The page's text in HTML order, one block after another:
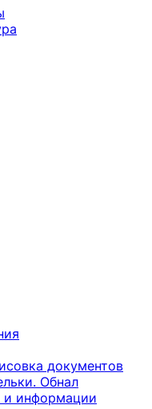
документов
Обнал
информации